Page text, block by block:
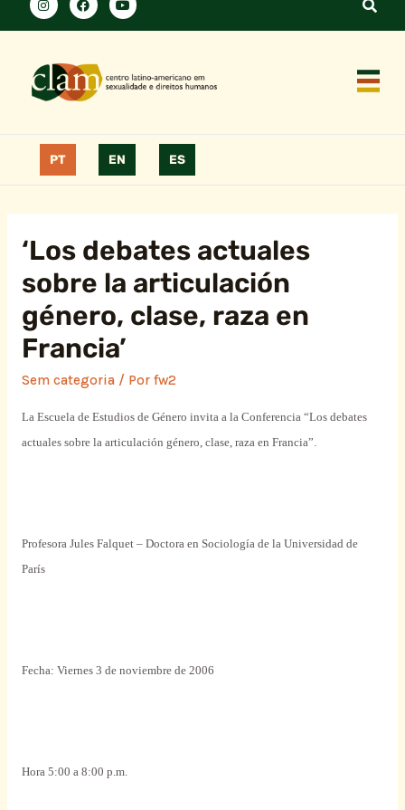
PT EN ES
‘Los debates actuales
sobre la articulación
género, clase, raza en
Francia’
Sem categoria/ Por fw2
La Escuela de Estudios de Género invita a la Conferencia “Los debates
actuales sobre la articulación género, clase, raza en Francia”.
Profesora Jules Falquet – Doctora en Sociología de la Universidad de
París
Fecha: Viernes 3 de noviembre de 2006
Hora 5:00 a 8:00 p.m.